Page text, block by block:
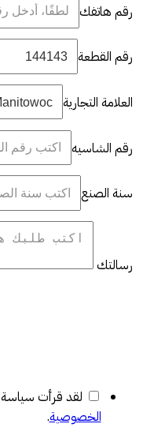
رقم هاتفك
رقم القطعة
العلامة التجارية
رقم الشاسيه
سنة الصنع
رسالتك
لقد قرأت
الخصوصية.